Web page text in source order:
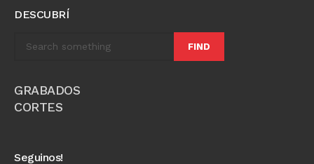
DESCUBRÍ
FIND
GRABADOS
CORTES
Seguinos!